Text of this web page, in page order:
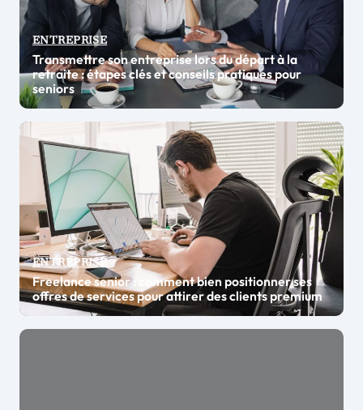
ENTREPRISE
Transmettre son entreprise lors du départ à la
retraite : étapes clés et conseils pratiques pour
seniors
ENTREPRISE
Freelance senior : comment bien positionner ses
offres de services pour attirer des clients premium